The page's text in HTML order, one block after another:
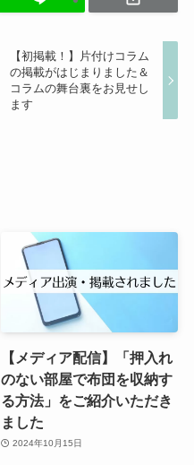
【初掲載！】片付けコラム
の掲載がはじまりました＆
コラムの舞台裏をお見せし
ます
【メディア配信】「押入れ
のない部屋で布団を収納す
る方法」をご紹介いただき
ました
2024年10月15日